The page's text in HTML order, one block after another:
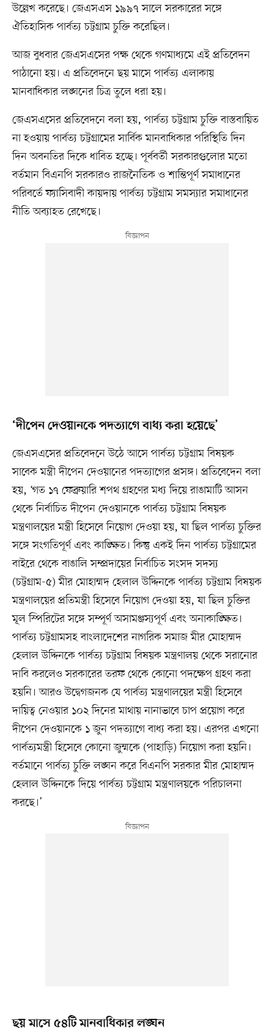
উল্লেখ করেছে। জেএসএস ১৯৯৭ সালে সরকারের সঙ্গে
ঐতিহাসিক পার্বত্য চট্টগ্রাম চুক্তি করেছিল।
আজ বুধবার জেএসএসের পক্ষ থেকে গণমাধ্যমে এই প্রতিবেদন
পাঠানো হয়। এ প্রতিবেদনে ছয় মাসে পার্বত্য এলাকায়
মানবাধিকার লঙ্ঘনের চিত্র তুলে ধরা হয়।
জেএসএসের প্রতিবেদনে বলা হয়, পার্বত্য চট্টগ্রাম চুক্তি বাস্তবায়িত
না হওয়ায় পার্বত্য চট্টগ্রামের সার্বিক মানবাধিকার পরিস্থিতি দিন
দিন অবনতির দিকে ধাবিত হচ্ছে। পূর্ববর্তী সরকারগুলোর মতো
বর্তমান বিএনপি সরকারও রাজনৈতিক ও শান্তিপূর্ণ সমাধানের
পরিবর্তে ফ্যাসিবাদী কায়দায় পার্বত্য চট্টগ্রাম সমস্যার সমাধানের
নীতি অব্যাহত রেখেছে।
‘দীপেন দেওয়ানকে পদত্যাগে বাধ্য করা হয়েছে’
জেএসএসের প্রতিবেদনে উঠে আসে পার্বত্য চট্টগ্রাম বিষয়ক
সাবেক মন্ত্রী দীপেন দেওয়ানের পদত্যাগের প্রসঙ্গ। প্রতিবেদেন বলা
হয়, ‘গত ১৭ ফেব্রুয়ারি শপথ গ্রহণের মধ্য দিয়ে রাঙামাটি আসন
থেকে নির্বাচিত দীপেন দেওয়ানকে পার্বত্য চট্টগ্রাম বিষয়ক
মন্ত্রণালয়ের মন্ত্রী হিসেবে নিয়োগ দেওয়া হয়, যা ছিল পার্বত্য চুক্তির
সঙ্গে সংগতিপূর্ণ এবং কাঙ্ক্ষিত। কিন্তু একই দিন পার্বত্য চট্টগ্রামের
বাইরে থেকে বাঙালি সম্প্রদায়ের নির্বাচিত সংসদ সদস্য
(চট্টগ্রাম-৫) মীর মোহাম্মদ হেলাল উদ্দিনকে পার্বত্য চট্টগ্রাম বিষয়ক
মন্ত্রণালয়ের প্রতিমন্ত্রী হিসেবে নিয়োগ দেওয়া হয়, যা ছিল চুক্তির
মূল স্পিরিটের সঙ্গে সম্পূর্ণ অসামঞ্জস্যপূর্ণ এবং অনাকাঙ্ক্ষিত।
পার্বত্য চট্টগ্রামসহ বাংলাদেশের নাগরিক সমাজ মীর মোহাম্মদ
হেলাল উদ্দিনকে পার্বত্য চট্টগ্রাম বিষয়ক মন্ত্রণালয় থেকে সরানোর
দাবি করলেও সরকারের তরফ থেকে কোনো পদক্ষেপ গ্রহণ করা
হয়নি। আরও উদ্বেগজনক যে পার্বত্য মন্ত্রণালয়ের মন্ত্রী হিসেবে
দায়িত্ব নেওয়ার ১০২ দিনের মাথায় নানাভাবে চাপ প্রয়োগ করে
দীপেন দেওয়ানকে ১ জুন পদত্যাগে বাধ্য করা হয়। এরপর এখনো
পার্বত্যমন্ত্রী হিসেবে কোনো জুম্মকে (পাহাড়ি) নিয়োগ করা হয়নি।
বর্তমানে পার্বত্য চুক্তি লঙ্ঘন করে বিএনপি সরকার মীর মোহাম্মদ
হেলাল উদ্দিনকে দিয়ে পার্বত্য চট্টগ্রাম মন্ত্রণালয়কে পরিচালনা
করছে।’
ছয় মাসে ৫৪টি মানবাধিকার লঙ্ঘন